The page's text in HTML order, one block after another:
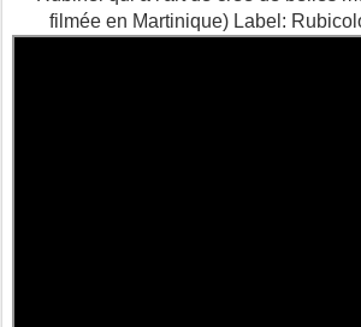
filmée en Martinique) Label: